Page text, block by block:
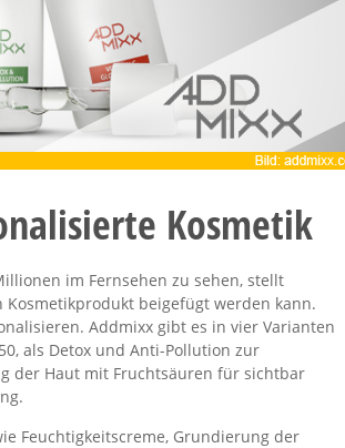
Kosmetik
im Fernsehen zu sehen, stellt
beigefügt werden kann.
Addmixx gibt es in vier Varianten
als Detox und Anti-Pollution zur
der Haut mit Fruchtsäuren für sichtbar
Feuchtigkeitscreme, Grundierung der